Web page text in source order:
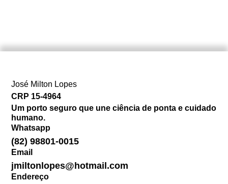
José Milton Lopes​
CRP 15-4964
Um porto seguro que une ciência de ponta e cuidado
humano.
Whatsapp
(82) 98801-0015
Email
jmiltonlopes@hotmail.com
Endereço